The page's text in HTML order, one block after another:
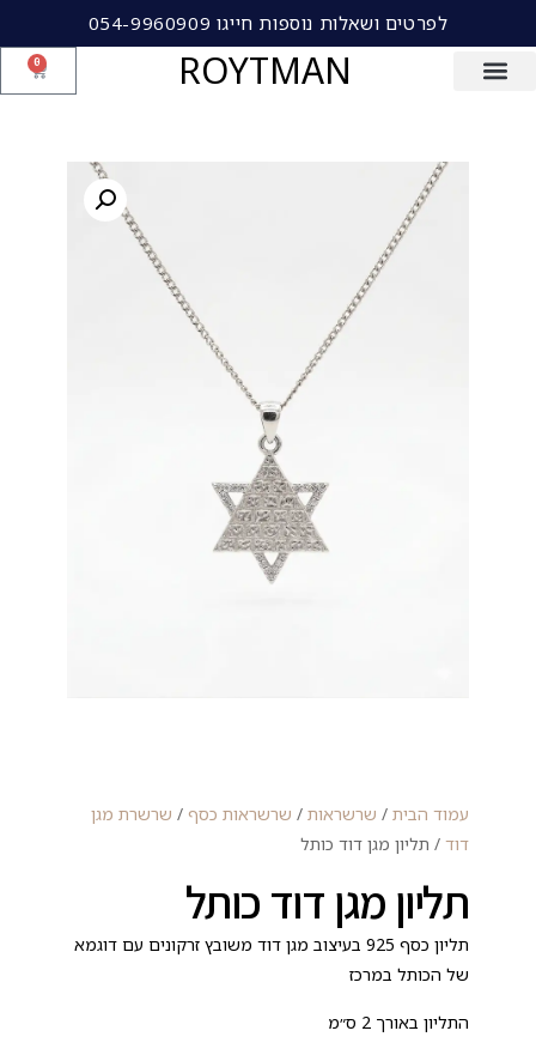
לפרטים ושאלות נוספות חייגו 054-9960909
ROYTMAN
0
עמוד הבית / שרשראות / שרשראות כסף / שרשרת מגן
דוד / תליון מגן דוד כותל
תליון מגן דוד כותל
תליון כסף 925 בעיצוב מגן דוד משובץ זרקונים עם דוגמא
של הכותל במרכז
התליון באורך 2 ס״מ